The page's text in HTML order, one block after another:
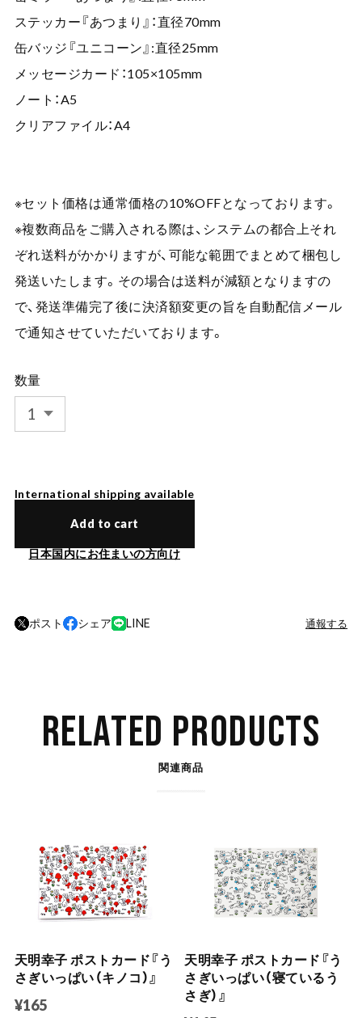
ステッカー『あつまり』：直径70mm
缶バッジ『ユニコーン』:直径25mm
メッセージカード：105×105mm
ノート：A5
クリアファイル：A4
※セット価格は通常価格の10%OFFとなっております。
※複数商品をご購入される際は、システムの都合上それ
ぞれ送料がかかりますが、可能な範囲でまとめて梱包し
発送いたします。その場合は送料が減額となりますの
で、発送準備完了後に決済額変更の旨を自動配信メール
で通知させていただいております。
数量
International shipping available
Add to cart
日本国内にお住まいの方向け
ポスト シェア LINE 通報する
RELATED PRODUCTS
関連商品
天明幸子 ポストカード『う
さぎいっぱい（キノコ）』
¥165
天明幸子 ポストカード『う
さぎいっぱい（寝ているう
さぎ）』